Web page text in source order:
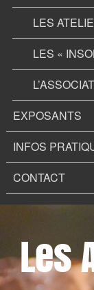
LES
LES «
EXPOSANTS
INFOS
CONTACT
Les